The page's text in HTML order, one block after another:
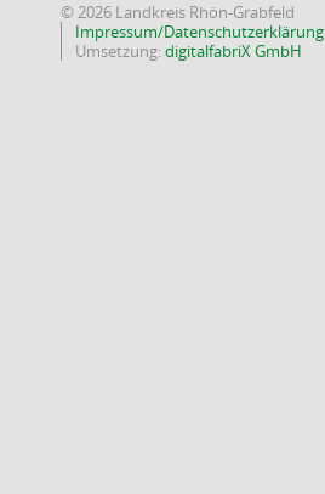
© 2026 Landkreis Rhön-Grabfeld
Impressum/Datenschutzerklärung
Umsetzung:digitalfabriX GmbH